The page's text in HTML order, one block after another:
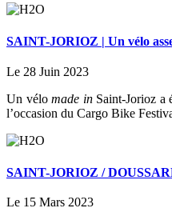
SAINT-JORIOZ | Un vélo
Le 28 Juin 2023
Un vélomade inSaint-Jorioz a
l’occasion du Cargo Bike
SAINT-JORIOZ /
Le 15 Mars 2023